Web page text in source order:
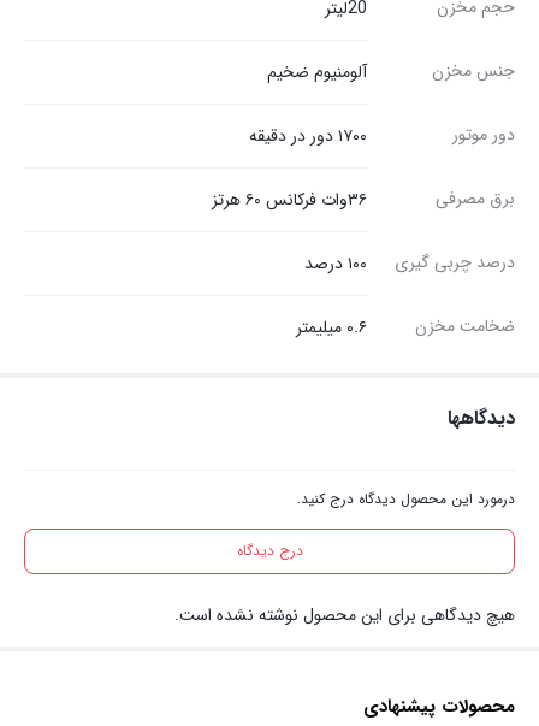
حجم مخزن 20ليتر
جنس مخزن آلومنیوم ضخيم
دور موتور ۱۷۰۰ دور در دقیقه
برق مصرفی ۳۶وات فرکانس ۶۰ هرتز
درصد چربی گیری ۱۰۰ درصد
ضخامت مخزن ۰.۶ میلیمتر
دیدگاهها
درمورد این محصول دیدگاه درج کنید.
درج دیدگاه
هیچ دیدگاهی برای این محصول نوشته نشده است.
محصولات پیشنهادی